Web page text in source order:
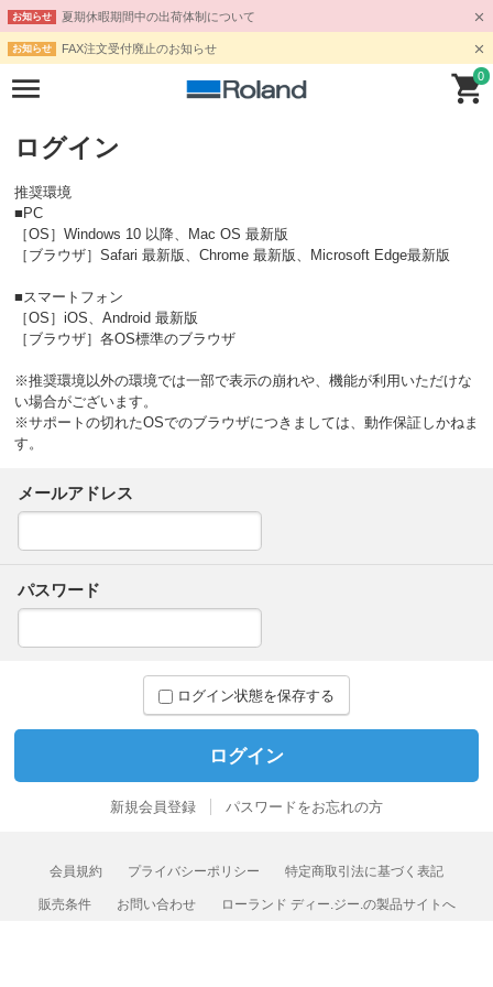
お知らせ 夏期休暇期間中の出荷体制について
お知らせ FAX注文受付廃止のお知らせ
0
ログイン
推奨環境
■PC
［OS］Windows 10 以降、Mac OS 最新版
［ブラウザ］Safari 最新版、Chrome 最新版、Microsoft Edge最新版
■スマートフォン
［OS］iOS、Android 最新版
［ブラウザ］各OS標準のブラウザ
※推奨環境以外の環境では一部で表示の崩れや、機能が利用いただけな
い場合がございます。
※サポートの切れたOSでのブラウザにつきましては、動作保証しかねま
す。
メールアドレス
パスワード
ログイン状態を保存する
新規会員登録 パスワードをお忘れの方
会員規約 プライバシーポリシー 特定商取引法に基づく表記
販売条件 お問い合わせ ローランド ディー.ジー.の製品サイトへ